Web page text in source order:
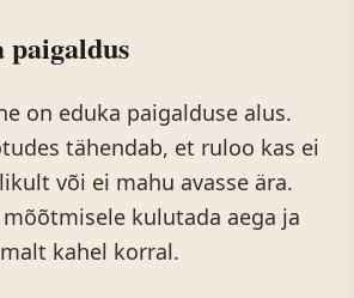
on eduka paigalduse alus.
tähendab, et ruloo kas ei
või ei mahu avasse ära.
kulutada aega ja
kahel korral.